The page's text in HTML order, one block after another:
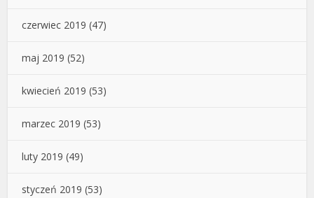
czerwiec 2019 (47)
maj 2019 (52)
kwiecień 2019 (53)
marzec 2019 (53)
luty 2019 (49)
styczeń 2019 (53)